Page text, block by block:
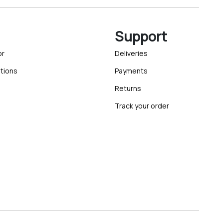
Support
Deliveries
Payments
Returns
Track your order